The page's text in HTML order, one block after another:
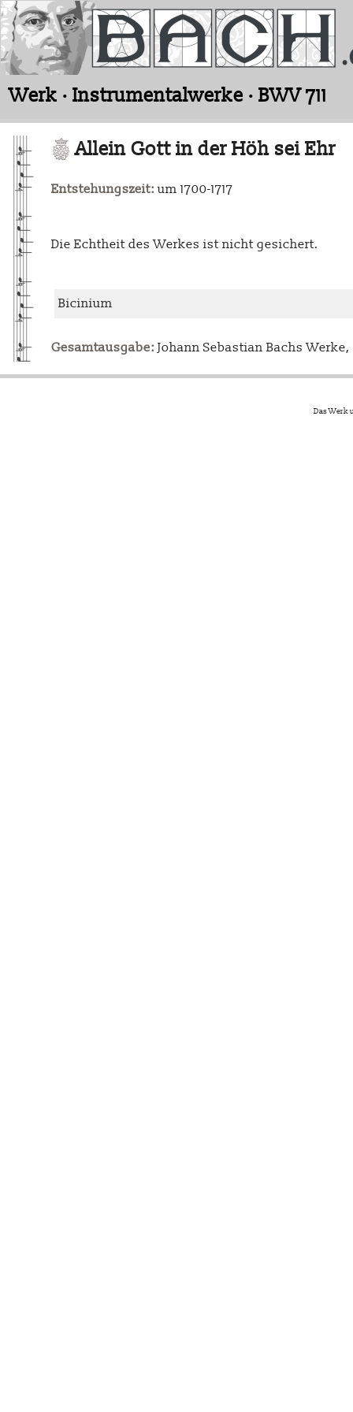
Werk · Instrumentalwerke · BWV 711
Allein Gott in der Höh sei Ehr
Entstehungszeit: um 1700-1717
Die Echtheit des Werkes ist nicht gesichert.
Bicinium
Gesamtausgabe: Johann Sebastian Bachs Werke,
Das Werk